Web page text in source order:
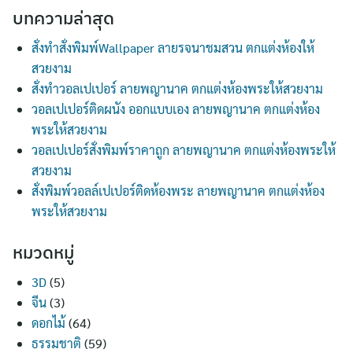
บทความล่าสุด
สั่งทำสั่งพิมพ์Wallpaper ลายรจนาชมสวน ตกแต่งห้องให้
สวยงาม
สั่งทำวอลเปเปอร์ ลายพญานาค ตกแต่งห้องพระให้สวยงาม
วอลเปเปอร์ติดผนัง ออกแบบเอง ลายพญานาค ตกแต่งห้อง
พระให้สวยงาม
วอลเปเปอร์สั่งพิมพ์ราคาถูก ลายพญานาค ตกแต่งห้องพระให้
สวยงาม
สั่งพิมพ์วอลล์เปเปอร์ติดห้องพระ ลายพญานาค ตกแต่งห้อง
พระให้สวยงาม
หมวดหมู่
3D(5)
จีน(3)
ดอกไม้(64)
ธรรมชาติ (59)